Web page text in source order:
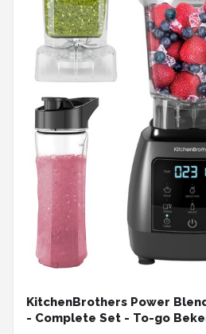
KitchenBrothers Power
- Complete Set - To-go